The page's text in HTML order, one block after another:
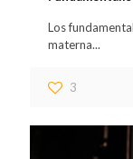
Los
materna...
3